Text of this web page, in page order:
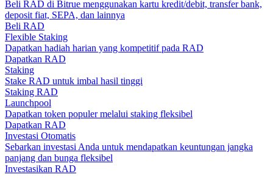
Strategi perdagangan
Pelajari cara untuk tetap menghasilkan keuntungan
Menghasilkan
Beli RAD di Bitrue menggunakan kartu kredit/debit, transfer bank,
deposit fiat, SEPA, dan lainnya
Beli RAD
Flexible Staking
Dapatkan hadiah harian yang kompetitif pada RAD
Dapatkan RAD
Staking
Stake RAD untuk imbal hasil tinggi
Staking RAD
Launchpool
Dapatkan token populer melalui staking fleksibel
Dapatkan RAD
Investasi Otomatis
Sebarkan investasi Anda untuk mendapatkan keuntungan jangka
panjang dan bunga fleksibel
Investasikan RAD